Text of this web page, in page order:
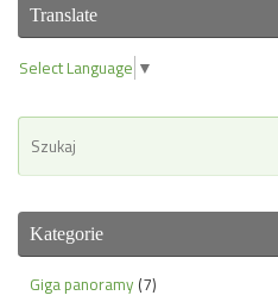
Translate
Select Language ▼
Kategorie
Giga panoramy (7)